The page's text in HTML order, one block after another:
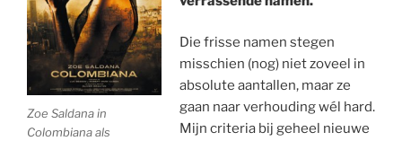
Zoe Saldana in
Colombiana als
Die frisse namen stegen
misschien (nog) niet zoveel in
absolute aantallen, maar ze
gaan naar verhouding wél hard.
Mijn criteria bij geheel nieuwe